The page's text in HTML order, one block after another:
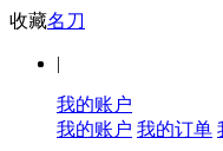
收藏名刀
|
我的账户
我的账户 我的订单